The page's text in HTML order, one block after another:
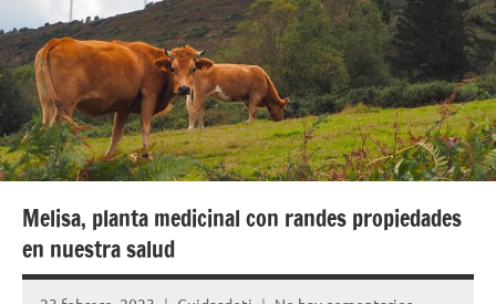
Melisa, planta medicinal con randes propiedades
en nuestra salud